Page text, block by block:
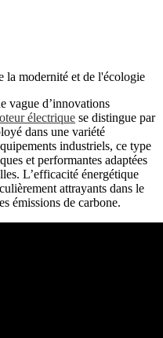
vague d’innovations
électrique se distingue par
dans une variété
industriels, ce type
et performantes adaptées
L’efficacité énergétique
attrayants dans le
émissions de carbone.